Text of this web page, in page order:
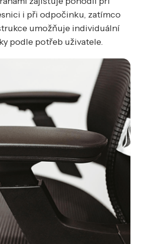
i při odpočinku, zatímco
umožňuje individuální
podle potřeb uživatele.